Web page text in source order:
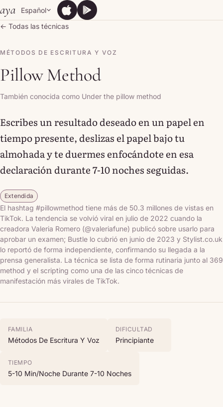
Skip to content
aya Español App Store
App StoreGoogle Play
Google Play
← Todas las técnicas
MÉTODOS DE ESCRITURA Y VOZ
Pillow Method
También conocida como Under the pillow method
Escribes un resultado deseado en un papel en
tiempo presente, deslizas el papel bajo tu
almohada y te duermes enfocándote en esa
declaración durante 7-10 noches seguidas.
Extendida
El hashtag #pillowmethod tiene más de 50.3 millones de vistas en
TikTok. La tendencia se volvió viral en julio de 2022 cuando la
creadora Valeria Romero (@valeriafune) publicó sobre usarlo para
aprobar un examen; Bustle lo cubrió en junio de 2023 y Stylist.co.uk
lo reportó de forma independiente, confirmando su llegada a la
prensa generalista. La técnica se lista de forma rutinaria junto al 369
method y el scripting como una de las cinco técnicas de
manifestación más virales de TikTok.
FAMILIA
Métodos De Escritura Y Voz
DIFICULTAD
Principiante
TIEMPO
5-10 Min/noche Durante 7-10 Noches